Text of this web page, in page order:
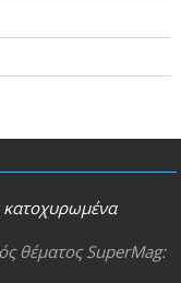
θέματος SuperMag: